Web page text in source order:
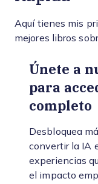
Aquí tienes mis
mejores libros
Únete a
para
completo
Desbloquea
convertir la IA
experiencias
el impacto